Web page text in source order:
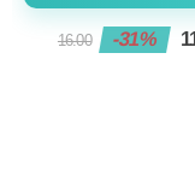
16.00 -31%